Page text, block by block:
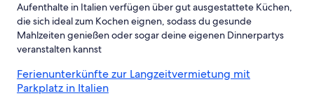
Aufenthalte in Italien verfügen über gut ausgestattete Küchen,
die sich ideal zum Kochen eignen, sodass du gesunde
Mahlzeiten genießen oder sogar deine eigenen Dinnerpartys
veranstalten kannst
Ferienunterkünfte zur Langzeitvermietung mit
Parkplatz in Italien